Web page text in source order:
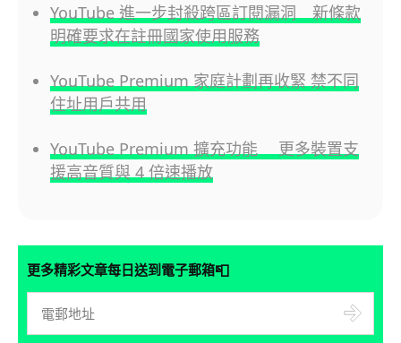
YouTube 進一步封殺跨區訂閱漏洞 新條款
明確要求在註冊國家使用服務
YouTube Premium 家庭計劃再收緊 禁不同
住址用戶共用
YouTube Premium 擴充功能 更多裝置支
援高音質與 4 倍速播放
更多精彩文章每日送到電子郵箱📮